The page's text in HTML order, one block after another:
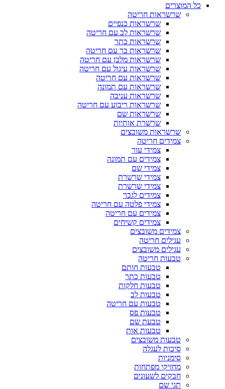
כל המוצרים
שרשראות חריטה
שרשראות כנפיים
שרשראות לב עם חריטה
שרשראות כתר
שרשראות בר עם חריטה
שרשראות מלבן עם חריטה
שרשראות עיגול עם חריטה
שרשראות עם חריטה
שרשראות עם תמונה
שרשראות עניבה
שרשראות ריבוע עם חריטה
שרשראות שם
שרשרת אותיות
שרשראות משובצים
צמידים חריטה
צמידי עור
צמידים עם תמונה
צמידי שם
צמידי שרשרת
צמידי שרשרת
צמידים לגבר
צמידי פלטה עם חריטה
צמידים עם חריטה
צמידים קשיחים
צמידים משובצים
עגילים חריטה
עגילים משובצים
טבעות חריטה
טבעות חותם
טבעות כתר
טבעות חלקות
טבעות לב
טבעות עם חריטה
טבעות פס
טבעת שם
טבעות אות
טבעות משובצים
סיכות לעגלה
סימניות
מחזיקי מפתחות
חבקים לשעונים
תגי שם